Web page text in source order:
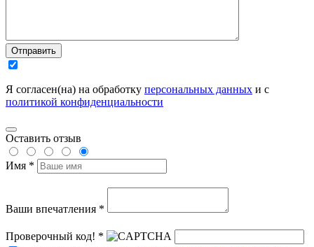
Отправить
Я согласен(на) на обработку персональных данных и с
политикой конфиденциальности
Оставить отзыв
Имя *
Ваши впечатления *
Проверочный код! *